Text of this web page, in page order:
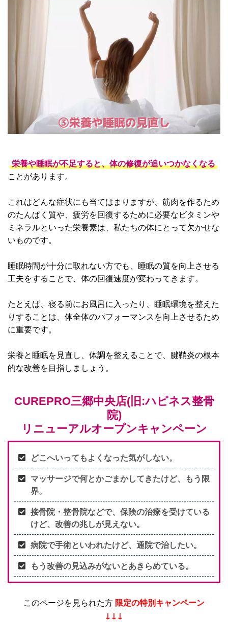
③栄養や睡眠の見直し
栄養や睡眠が不足すると、体の修復が追いつかなくなる
ことがあります。
これはどんな症状にも当てはまりますが、筋肉を作るため
のたんぱく質や、疲労を回復するために必要なビタミンや
ミネラルといった栄養素は、私たちの体にとって欠かせな
いものです。
睡眠時間が十分に取れない方でも、睡眠の質を向上させる
工夫をすることで、体の回復速度が変わってきます。
たとえば、寝る前にお風呂に入ったり、睡眠環境を整えた
りすることは、体全体のパフォーマンスを向上させるため
に重要です。
栄養と睡眠を見直し、体調を整えることで、腱鞘炎の根本
的な改善を目指しましょう。
CUREPRO三郷中央店(旧:ハピネス整骨
院)
リニューアルオープンキャンペーン
どこへいってもよくなった気がしない。
マッサージで何とかごまかしてきたけど、もう限
界。
接骨院・整骨院などで、保険の治療を受けている
けど、改善の兆しが見えない。
病院で手術といわれたけど、通院で治したい。
もう改善の見込みがないとあきらめている。
このページを見られた方 限定の特別キャンペーン
↓↓↓